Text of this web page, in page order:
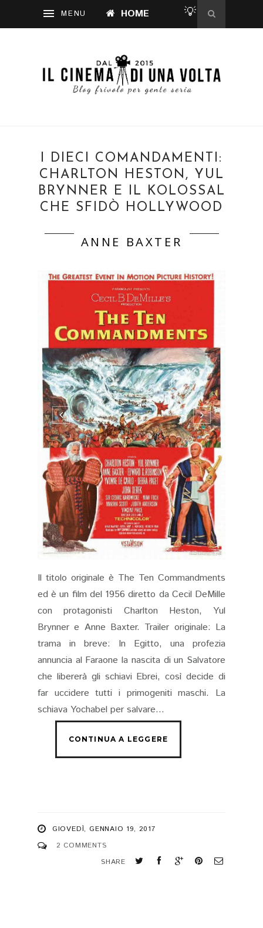
HOME 💡
I DIECI COMANDAMENTI:
CHARLTON HESTON, YUL
BRYNNER E IL KOLOSSAL
CHE SFIDÒ HOLLYWOOD
ANNE BAXTER
Il titolo originale è The Ten Commandments
ed è un film del 1956 diretto da Cecil DeMille
con protagonisti Charlton Heston, Yul
Brynner e Anne Baxter. Trailer originale: La
trama in breve: In Egitto, una profezia
annuncia al Faraone la nascita di un Salvatore
che libererà gli schiavi Ebrei, così decide di
far uccidere tutti i primogeniti maschi. La
schiava Yochabel per salvare...
GIOVEDÌ, GENNAIO 19, 2017
2 COMMENTS
SHARE